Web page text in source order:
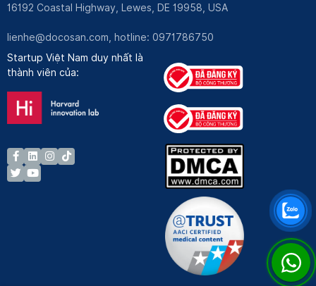
16192 Coastal Highway, Lewes, DE 19958, USA
lienhe@docosan.com, hotline: 0971786750
Startup Việt Nam duy nhất là
thành viên của: